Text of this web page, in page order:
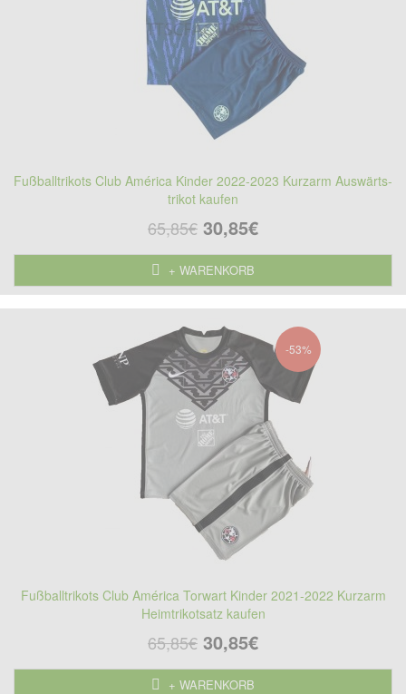
Fußballtrikots Club América Kinder 2022-2023 Kurzarm Auswärts-
trikot kaufen
65,85€ 30,85€
+ WARENKORB
-53%
Fußballtrikots Club América Torwart Kinder 2021-2022 Kurzarm
Heimtrikotsatz kaufen
65,85€ 30,85€
+ WARENKORB